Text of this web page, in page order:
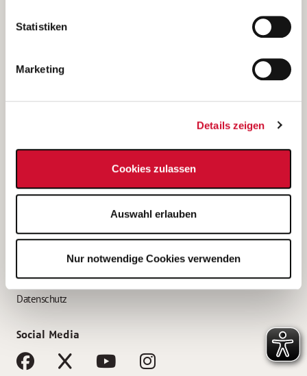
unsererDatenschutzerklärung
Statistiken
Marketing
Details zeigen
Cookies zulassen
Auswahl erlauben
Nur notwendige Cookies verwenden
(Ein Tochterunternehmen des AWO Bezirksverbandes Unterfranken
e.V.)
Bewerbung als Altenpflegehelfer*in
Bewerbung als Erzieher*in
AWO Gliederungen nach Bundesland
Impressum
Datenschutz
Social Media